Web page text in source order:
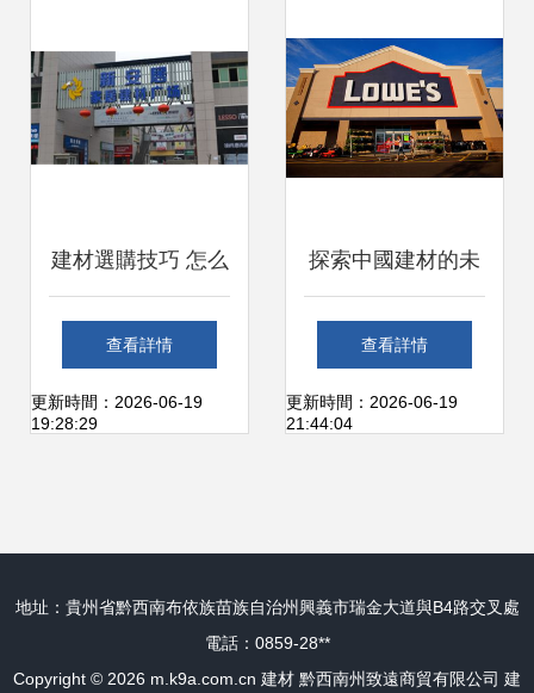
建材選購技巧 怎么
才能選到最優質的
建材？
查看詳情
更新時間：2026-06-19
19:28:29
探索中國建材的未
來——從
chinesefn.com看行
查看詳情
更新時間：2026-06-19
21:44:04
地址：貴州省黔西南布依族苗族自治州興義市瑞金大道與B4路交叉處
電話：0859-28**
Copyright © 2026 m.k9a.com.cn 建材 黔西南州致遠商貿有限公司 建